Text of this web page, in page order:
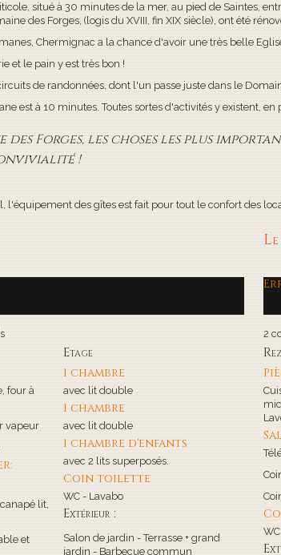
situé à 30 minutes de la mer, au pied de Saintes,
des Forges, (logis du XVIII, fin XIX siècle), ont été
Chermignac a la chance d'avoir une très belle
et le pain y est très bon !
de randonnées, dont l'un passe juste dans le
est à 10 minutes. Toutes sortes d'activités y existent, en
des Forges, les choses les plus
!
l'équipement des gîtes est fait pour tout le confort des
four à
vapeur
lit,
et
Etage
1 chambre
avec lit double
1 chambre
avec lit double
1 chambre d'enfants
avec 2 lits superposés.
Coin toilette
WC - Lavabo
Extérieur :
Salon de jardin - Terrasse + grand
jardin - Barbecue commun
2
WC